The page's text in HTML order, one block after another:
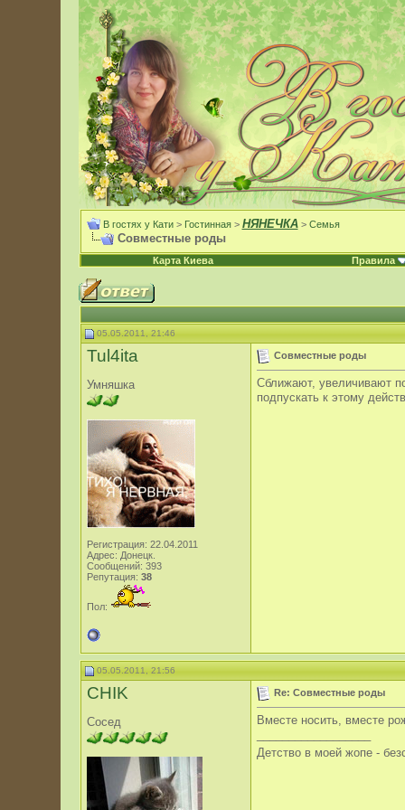
В гостях у Кати > Гостинная > НЯНЕЧКА > Семья
Совместные роды
Карта Киева Правила
05.05.2011, 21:46
Tul4ita
Умняшка
Регистрация: 22.04.2011
Адрес: Донецк.
Сообщений: 393
Репутация: 38
Пол:
Совместные роды
Сближают, увеличивают
подпускать к этому
05.05.2011, 21:56
CHIK
Сосед
Re: Совместные роды
Вместе носить, вместе
Детство в моей жопе -